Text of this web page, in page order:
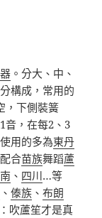
。分大、中、
構成，常用的
，下側裝簧
1音，在每2 、 3
用的多為東丹
合苗族舞蹈蘆
、 四川…等
、傣族 、布朗
吹蘆笙才是真